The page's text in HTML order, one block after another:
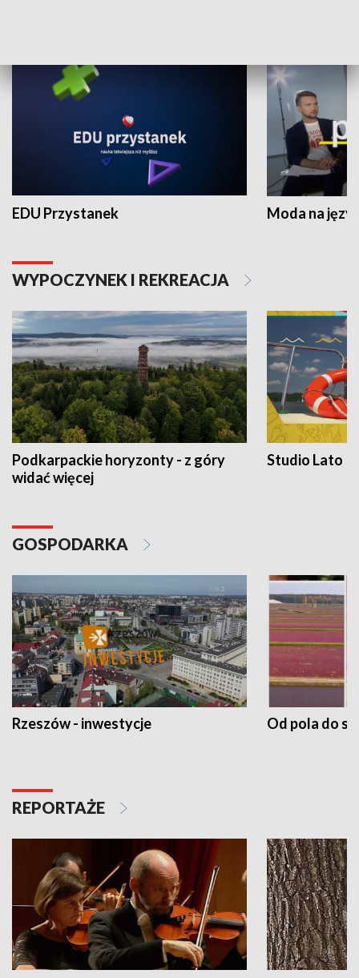
EDU Przystanek Moda na
WYPOCZYNEK I REKREACJA
Podkarpackie horyzonty - z góry
widać więcej
Studio Lato
GOSPODARKA
Rzeszów - inwestycje Od pola do
REPORTAŻE